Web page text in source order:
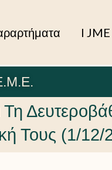
I JME
Τους (1/12/